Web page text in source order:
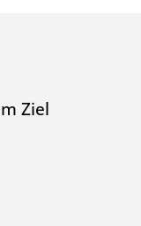
Ziel